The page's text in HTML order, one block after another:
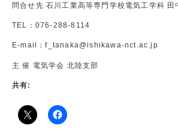
問合せ先 石川工業高等専門学校電気工学科 田
TEL：076-288-8114
E-mail：f_tanaka@ishikawa-nct.ac.jp
主 催 電気学会 北陸支部
共有: